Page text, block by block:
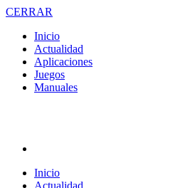
CERRAR
Inicio
Actualidad
Aplicaciones
Juegos
Manuales
Inicio
Actualidad